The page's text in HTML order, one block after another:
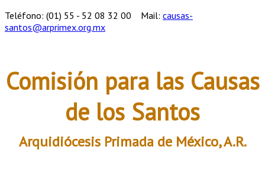
Teléfono: (01) 55 - 52 08 32 00 Mail: causas-
santos@arprimex.org.mx
Comisión para las Causas
de los Santos
Arquidiócesis Primada de México, A.R.